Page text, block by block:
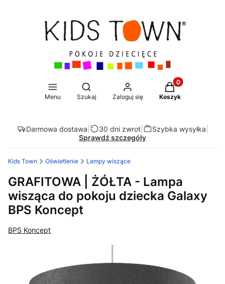
Menu
Otwórz wyszukiwarkę
Szukaj Zaloguj się
Produkty w
Koszyk
Darmowa dostawa 30 dni zwrot| Szybka wysyłka
Sprawdź szczegóły
Kids Town Oświetlenie Lampy wiszące
GRAFITOWA | ŻÓŁTA - Lampa
wisząca do pokoju dziecka Galaxy
BPS Koncept
BPS Koncept